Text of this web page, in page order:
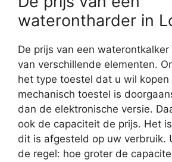
waterontharder in
De prijs van een
van verschillende elementen.
het type toestel dat u wil kopen
mechanisch toestel is
dan de elektronische versie.
ook de capaciteit de prijs. Het
dit is afgesteld op uw verbruik.
de regel: hoe groter de